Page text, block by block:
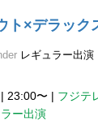
ト×デラック
レギュラー出演
| 23:00〜 | フジテ
ー出演